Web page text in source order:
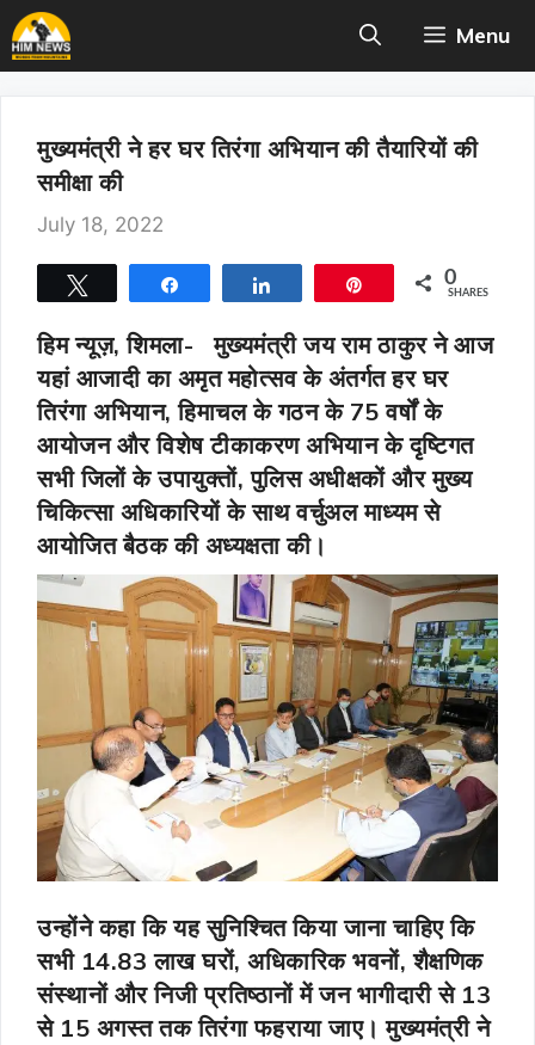
Skip
to
content
Menu
मुख्यमंत्री ने हर घर तिरंगा अभियान की तैयारियों की
समीक्षा की
July 18, 2022
0
SHARES
हिम न्यूज़, शिमला-
मुख्यमंत्री जय राम ठाकुर ने आज
यहां आजादी का अमृत महोत्सव के अंतर्गत हर घर
तिरंगा अभियान, हिमाचल के गठन के 75 वर्षों के
आयोजन और विशेष टीकाकरण अभियान के दृष्टिगत
सभी जिलों के उपायुक्तों, पुलिस अधीक्षकों और मुख्य
चिकित्सा अधिकारियों के साथ वर्चुअल माध्यम से
आयोजित बैठक की अध्यक्षता की।
उन्होंने कहा कि यह सुनिश्चित किया जाना चाहिए कि
सभी 14.83 लाख घरों, अधिकारिक भवनों, शैक्षणिक
संस्थानों और निजी प्रतिष्ठानों में जन भागीदारी से 13
से 15 अगस्त तक तिरंगा फहराया जाए। मुख्यमंत्री ने